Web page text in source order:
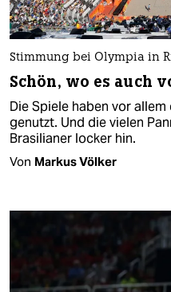
Stimmung bei Olympia in
Schön, wo es auch
Die Spiele haben vor
genutzt. Und die vielen
Brasilianer locker hin.
Von Markus Völker